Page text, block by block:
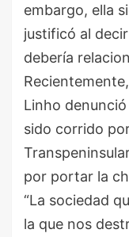
embargo, ella
justificó al
debería
Linho
sido corrido
por portar la
“La sociedad
la que nos